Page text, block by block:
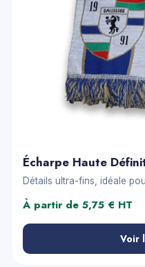
Écharpe Haute
Détails ultra-fins, idéale
À partir de 5,75 € HT
Voir